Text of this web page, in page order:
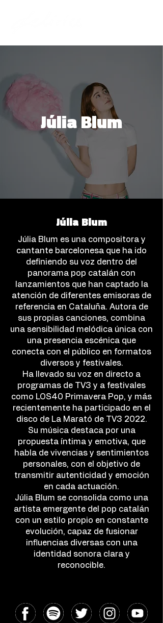
Júlia Blum
Júlia Blum
Júlia Blum es una compositora y
cantante barcelonesa que ha ido
definiendo su voz dentro del
panorama pop catalán con
lanzamientos que han captado la
atención de diferentes emisoras de
referencia en Cataluña. Autora de
sus propias canciones, combina
una sensibilidad melódica única con
una presencia escénica que
conecta con el público en formatos
diversos y festivales.
Ha llevado su voz en directo a
programas de TV3 y a festivales
como LOS40 Primavera Pop, y más
recientemente ha participado en el
disco de La Marató de TV3 2022.
Su música destaca por una
propuesta íntima y emotiva, que
habla de vivencias y sentimientos
personales, con el objetivo de
transmitir autenticidad y emoción
en cada actuación.
Júlia Blum se consolida como una
artista emergente del pop catalán
con un estilo propio en constante
evolución, capaz de fusionar
influencias diversas con una
identidad sonora clara y
reconocible.